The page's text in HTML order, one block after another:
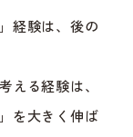
経験は、後の
る経験は、
を大きく伸ば